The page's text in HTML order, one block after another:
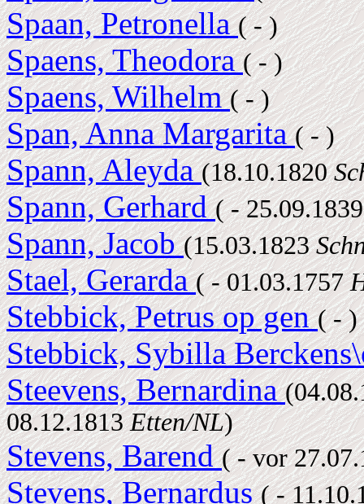
Spaan, Petronella( - )
Spaens, Theodora( - )
Spaens, Wilhelm( - )
Span, Anna Margarita( - )
Spann, Aleyda(18.10.1820
Spann, Gerhard( -
Spann, Jacob(15.03.1823
Stael, Gerarda( - 01.03.1757
Stebbick, Petrus op gen( - )
Stebbick, Sybilla
Steevens, Bernardina
08.12.1813Etten/NL)
Stevens, Barend( - vor
Stevens, Bernardus( -